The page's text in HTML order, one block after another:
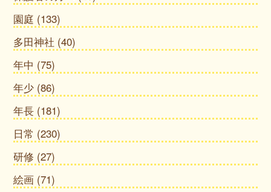
園庭 (133)
多田神社 (40)
年中 (75)
年少 (86)
年長 (181)
日常 (230)
研修 (27)
絵画 (71)